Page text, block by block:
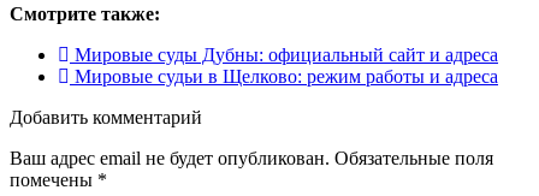
Смотрите также:
Мировые суды Дубны: официальный сайт и адреса
Мировые судьи в Щелково: режим работы и адреса
Добавить комментарий
Ваш адрес email не будет опубликован. Обязательные поля
помечены *